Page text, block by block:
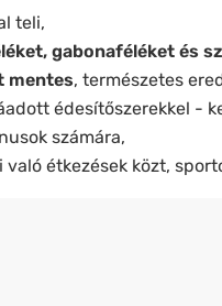
teli,
gabonaféléket és
mentes, természetes
édesítőszerekkel -
számára,
étkezések közt,